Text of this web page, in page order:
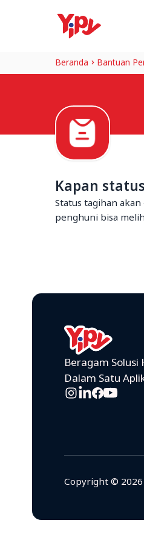
Beranda Bantuan
Kapan
Status tagihan
penghuni bisa
Beragam Solusi
Dalam Satu
Copyright © 2026